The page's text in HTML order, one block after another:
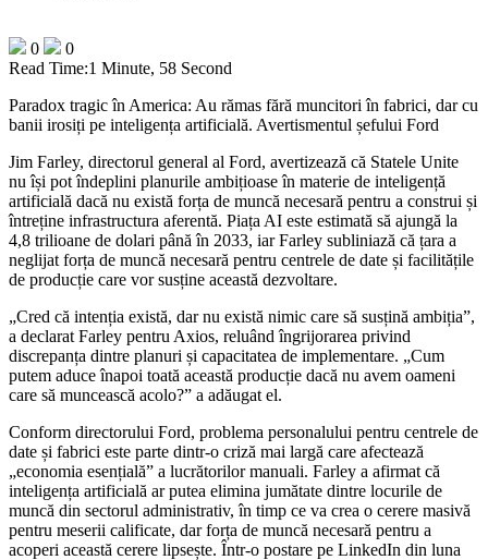
0
0
Read Time:1 Minute, 58 Second
Paradox tragic în America: Au rămas fără muncitori în fabrici, dar cu
banii irosiți pe inteligența artificială. Avertismentul șefului Ford
Jim Farley, directorul general al Ford, avertizează că Statele Unite
nu își pot îndeplini planurile ambițioase în materie de inteligență
artificială dacă nu există forța de muncă necesară pentru a construi și
întreține infrastructura aferentă. Piața AI este estimată să ajungă la
4,8 trilioane de dolari până în 2033, iar Farley subliniază că țara a
neglijat forța de muncă necesară pentru centrele de date și facilitățile
de producție care vor susține această dezvoltare.
„Cred că intenția există, dar nu există nimic care să susțină ambiția”,
a declarat Farley pentru Axios, reluând îngrijorarea privind
discrepanța dintre planuri și capacitatea de implementare. „Cum
putem aduce înapoi toată această producție dacă nu avem oameni
care să muncească acolo?” a adăugat el.
Conform directorului Ford, problema personalului pentru centrele de
date și fabrici este parte dintr-o criză mai largă care afectează
„economia esențială” a lucrătorilor manuali. Farley a afirmat că
inteligența artificială ar putea elimina jumătate dintre locurile de
muncă din sectorul administrativ, în timp ce va crea o cerere masivă
pentru meserii calificate, dar forța de muncă necesară pentru a
acoperi această cerere lipsește. Într-o postare pe LinkedIn din luna